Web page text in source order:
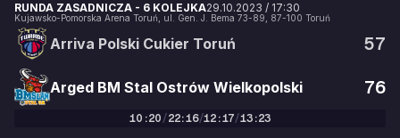
RUNDA ZASADNICZA - 6 KOLEJKA29.10.2023 / 17:30
Kujawsko-Pomorska Arena Toruń ul. Gen. J. Bema 73-89 87-100 Toruń
Arriva Polski Cukier Toruń 57
76
Arged BM Stal Ostrów Wielkopolski
10 :20 /22:16/12:17/13:23
57:76